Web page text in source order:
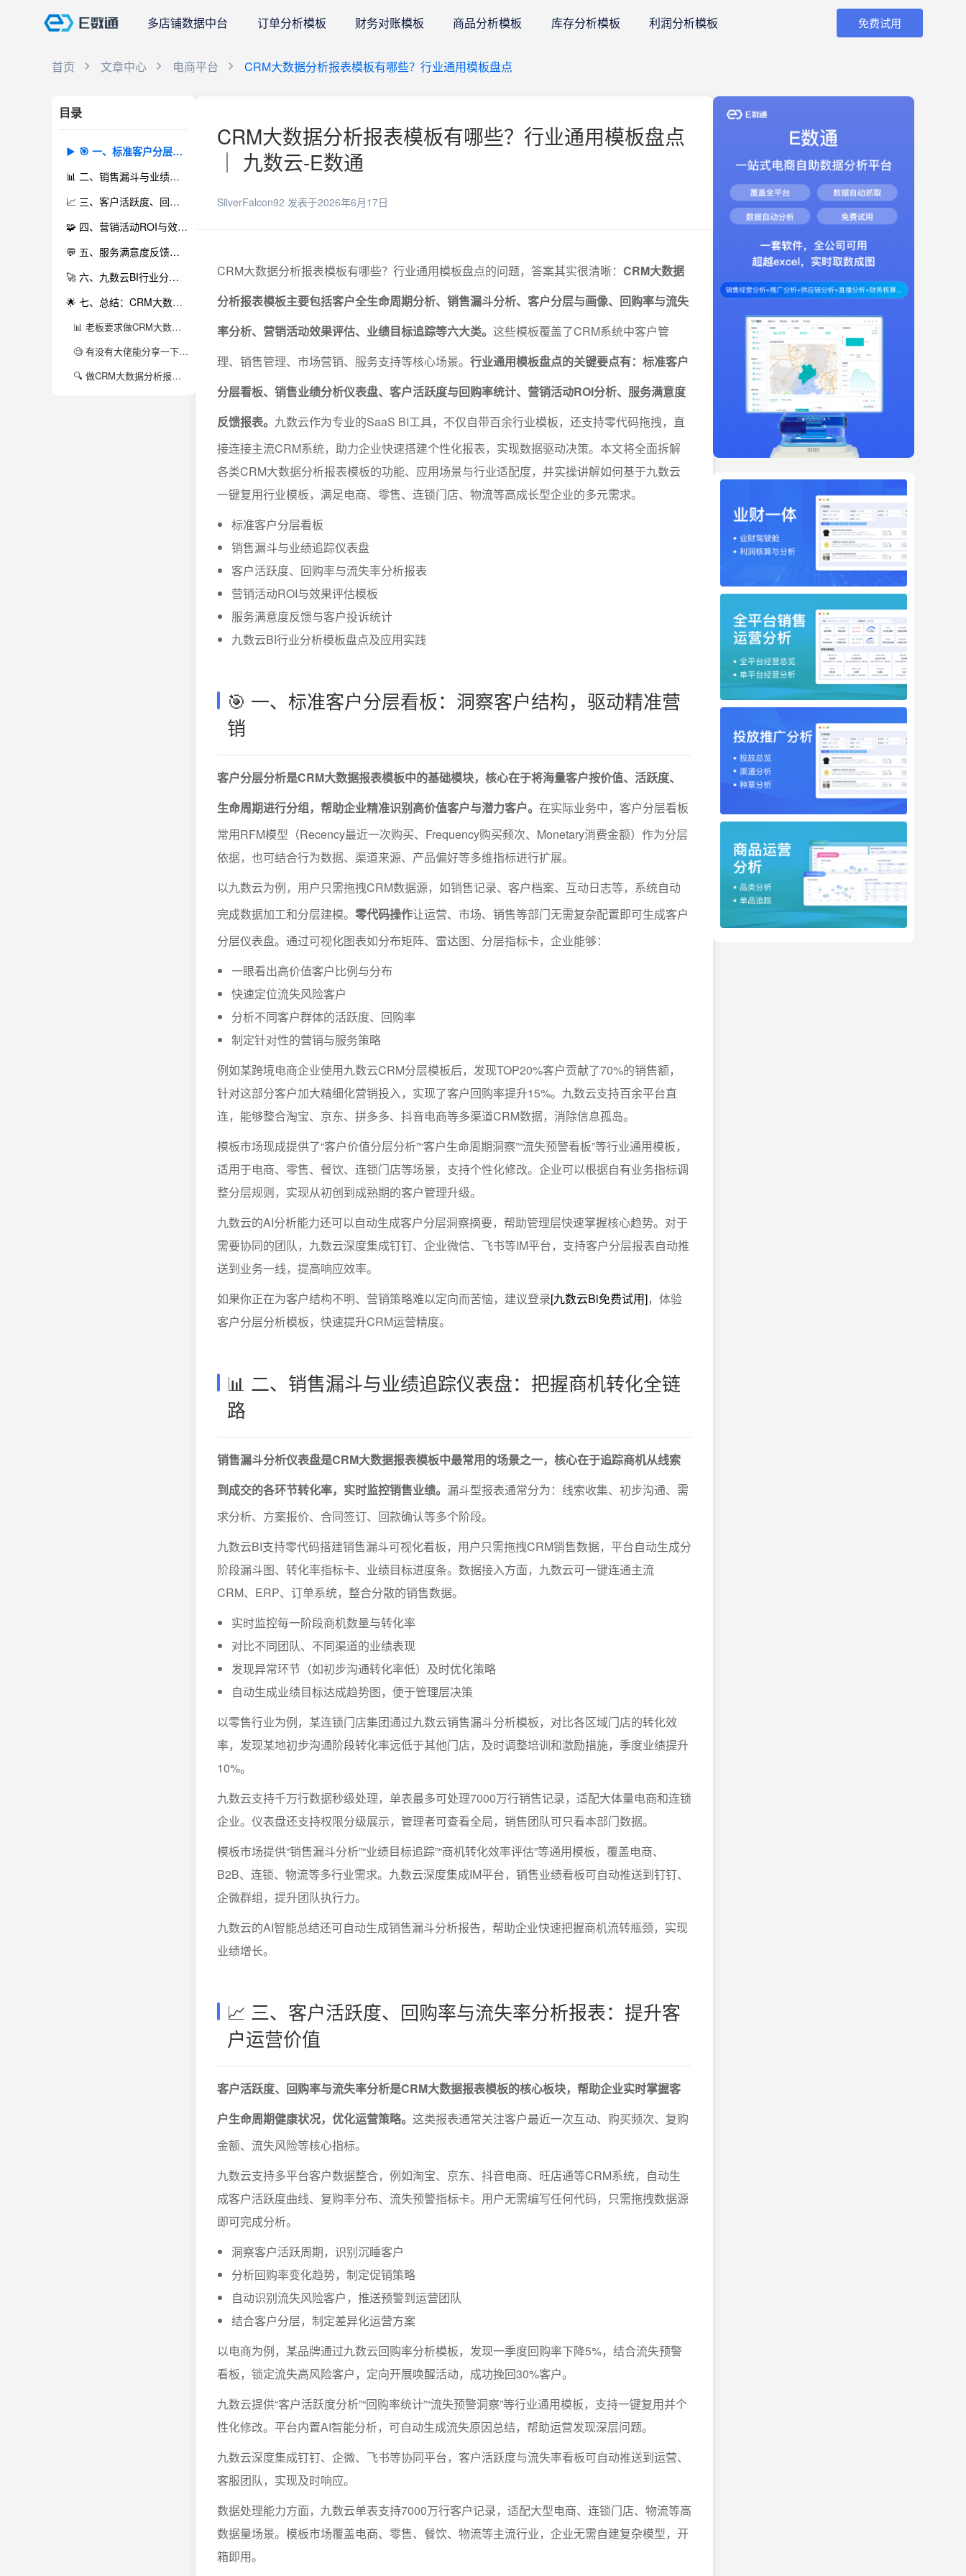
多店铺数据中台 订单分析模板 财务对账模板 商品分析模板 库存分析模板 利润分析模板 免费试用
首页 文章中心 电商平台 CRM大数据分析报表模板有哪些？行业通用模板盘点
目录
🎯 一、标准客户分层看板：洞察客户结构，驱动精准营销
📊 二、销售漏斗与业绩追踪仪表盘：把握商机转化全链路
📈 三、客户活跃度、回购率与流失率分析报表：提升客户运营价值
🧩 四、营销活动ROI与效果评估模板：驱动市场策略优化
💬 五、服务满意度反馈与客户投诉统计：优化客户体验管理
🚀 六、九数云BI行业分析模板盘点及应用实践：一键复用，零代码高效分析
🌟 七、总结：CRM大数据分析报表模板助力企业精细化运营
📊 老板要求做CRM大数据分析报表模板，到底都包括哪些核心内容？有没有行业通用模板盘点？
🧐 有没有大佬能分享一下，CRM大数据分析报表模板怎么选？不同业务场景下应该怎么应用？
🔍 做CRM大数据分析报表时，遇到数据源杂乱、字段不统一怎么办？有没有什么实用技巧或者工具推荐？
CRM大数据分析报表模板有哪些？行业通用模板盘点
｜ 九数云-E数通
SilverFalcon92 发表于2026年6月17日
CRM大数据分析报表模板有哪些？行业通用模板盘点的问题，答案其实很清晰： CRM大数据
分析报表模板主要包括客户全生命周期分析、销售漏斗分析、客户分层与画像、回购率与流失
率分析、营销活动效果评估、业绩目标追踪等六大类。 这些模板覆盖了CRM系统中客户管
理、销售管理、市场营销、服务支持等核心场景。 行业通用模板盘点的关键要点有：标准客户
分层看板、销售业绩分析仪表盘、客户活跃度与回购率统计、营销活动ROI分析、服务满意度
反馈报表。 九数云作为专业的SaaS BI工具，不仅自带百余行业模板，还支持零代码拖拽，直
接连接主流CRM系统，助力企业快速搭建个性化报表，实现数据驱动决策。本文将全面拆解
各类CRM大数据分析报表模板的功能、应用场景与行业适配度，并实操讲解如何基于九数云
一键复用行业模板，满足电商、零售、连锁门店、物流等高成长型企业的多元需求。
标准客户分层看板
销售漏斗与业绩追踪仪表盘
客户活跃度、回购率与流失率分析报表
营销活动ROI与效果评估模板
服务满意度反馈与客户投诉统计
九数云BI行业分析模板盘点及应用实践
🎯 一、标准客户分层看板：洞察客户结构，驱动精准营
销
客户分层分析是CRM大数据报表模板中的基础模块，核心在于将海量客户按价值、活跃度、
生命周期进行分组，帮助企业精准识别高价值客户与潜力客户。 在实际业务中，客户分层看板
常用RFM模型（Recency最近一次购买、Frequency购买频次、Monetary消费金额）作为分层
依据，也可结合行为数据、渠道来源、产品偏好等多维指标进行扩展。
以九数云为例，用户只需拖拽CRM数据源，如销售记录、客户档案、互动日志等，系统自动
完成数据加工和分层建模。 零代码操作让运营、市场、销售等部门无需复杂配置即可生成客户
分层仪表盘。通过可视化图表如分布矩阵、雷达图、分层指标卡，企业能够：
一眼看出高价值客户比例与分布
快速定位流失风险客户
分析不同客户群体的活跃度、回购率
制定针对性的营销与服务策略
例如某跨境电商企业使用九数云CRM分层模板后，发现TOP20%客户贡献了70%的销售额，
针对这部分客户加大精细化营销投入，实现了客户回购率提升15%。九数云支持百余平台直
连，能够整合淘宝、京东、拼多多、抖音电商等多渠道CRM数据，消除信息孤岛。
模板市场现成提供了“客户价值分层分析”“客户生命周期洞察”“流失预警看板”等行业通用模板，
适用于电商、零售、餐饮、连锁门店等场景，支持个性化修改。企业可以根据自有业务指标调
整分层规则，实现从初创到成熟期的客户管理升级。
九数云的AI分析能力还可以自动生成客户分层洞察摘要，帮助管理层快速掌握核心趋势。对于
需要协同的团队，九数云深度集成钉钉、企业微信、飞书等IM平台，支持客户分层报表自动推
送到业务一线，提高响应效率。
如果你正在为客户结构不明、营销策略难以定向而苦恼，建议登录[九数云Bi免费试用]，体验
客户分层分析模板，快速提升CRM运营精度。
📊 二、销售漏斗与业绩追踪仪表盘：把握商机转化全链
路
销售漏斗分析仪表盘是CRM大数据报表模板中最常用的场景之一，核心在于追踪商机从线索
到成交的各环节转化率，实时监控销售业绩。 漏斗型报表通常分为：线索收集、初步沟通、需
求分析、方案报价、合同签订、回款确认等多个阶段。
九数云BI支持零代码搭建销售漏斗可视化看板，用户只需拖拽CRM销售数据，平台自动生成分
阶段漏斗图、转化率指标卡、业绩目标进度条。数据接入方面，九数云可一键连通主流
CRM、ERP、订单系统，整合分散的销售数据。
实时监控每一阶段商机数量与转化率
对比不同团队、不同渠道的业绩表现
发现异常环节（如初步沟通转化率低）及时优化策略
自动生成业绩目标达成趋势图，便于管理层决策
以零售行业为例，某连锁门店集团通过九数云销售漏斗分析模板，对比各区域门店的转化效
率，发现某地初步沟通阶段转化率远低于其他门店，及时调整培训和激励措施，季度业绩提升
10%。
九数云支持千万行数据秒级处理，单表最多可处理7000万行销售记录，适配大体量电商和连锁
企业。仪表盘还支持权限分级展示，管理者可查看全局，销售团队可只看本部门数据。
模板市场提供“销售漏斗分析”“业绩目标追踪”“商机转化效率评估”等通用模板，覆盖电商、
B2B、连锁、物流等多行业需求。九数云深度集成IM平台，销售业绩看板可自动推送到钉钉、
企微群组，提升团队执行力。
九数云的AI智能总结还可自动生成销售漏斗分析报告，帮助企业快速把握商机流转瓶颈，实现
业绩增长。
📈 三、客户活跃度、回购率与流失率分析报表：提升客
户运营价值
客户活跃度、回购率与流失率分析是CRM大数据报表模板的核心板块，帮助企业实时掌握客
户生命周期健康状况，优化运营策略。 这类报表通常关注客户最近一次互动、购买频次、复购
金额、流失风险等核心指标。
九数云支持多平台客户数据整合，例如淘宝、京东、抖音电商、旺店通等CRM系统，自动生
成客户活跃度曲线、复购率分布、流失预警指标卡。用户无需编写任何代码，只需拖拽数据源
即可完成分析。
洞察客户活跃周期，识别沉睡客户
分析回购率变化趋势，制定促销策略
自动识别流失风险客户，推送预警到运营团队
结合客户分层，制定差异化运营方案
以电商为例，某品牌通过九数云回购率分析模板，发现一季度回购率下降5%，结合流失预警
看板，锁定流失高风险客户，定向开展唤醒活动，成功挽回30%客户。
九数云提供“客户活跃度分析”“回购率统计”“流失预警洞察”等行业通用模板，支持一键复用并个
性化修改。平台内置AI智能分析，可自动生成流失原因总结，帮助运营发现深层问题。
九数云深度集成钉钉、企微、飞书等协同平台，客户活跃度与流失率看板可自动推送到运营、
客服团队，实现及时响应。
数据处理能力方面，九数云单表支持7000万行客户记录，适配大型电商、连锁门店、物流等高
数据量场景。模板市场覆盖电商、零售、餐饮、物流等主流行业，企业无需自建复杂模型，开
箱即用。